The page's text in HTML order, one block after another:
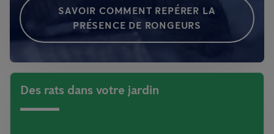
SAVOIR COMMENT REPÉRER LA
PRÉSENCE DE RONGEURS
Des rats dans votre jardin